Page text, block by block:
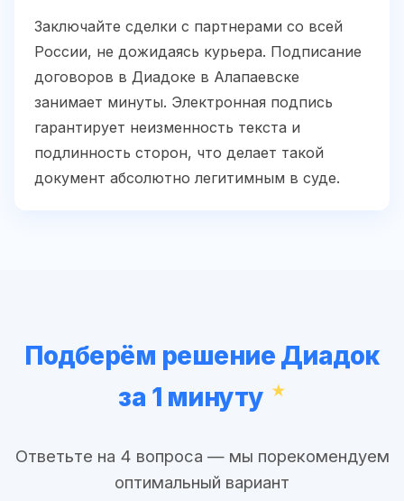
Заключайте сделки с партнерами со всей
России, не дожидаясь курьера. Подписание
договоров в Диадоке в Алапаевске
занимает минуты. Электронная подпись
гарантирует неизменность текста и
подлинность сторон, что делает такой
документ абсолютно легитимным в суде.
Подберём решение Диадок
за 1 минуту
Ответьте на 4 вопроса — мы порекомендуем
оптимальный вариант